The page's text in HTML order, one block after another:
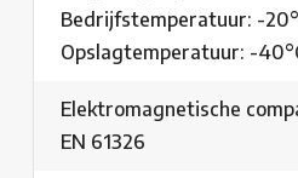
Bedrijfstemperatuur: -
Opslagtemperatuur: -
Elektromagnetische
EN 61326